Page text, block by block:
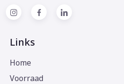
Links
Home
Voorraad